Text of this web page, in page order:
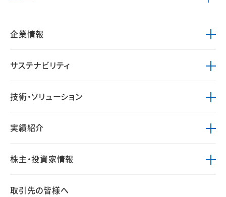
企業情報
サステナビリティ
技術・ソリューション
実績紹介
株主・投資家情報
取引先の皆様へ